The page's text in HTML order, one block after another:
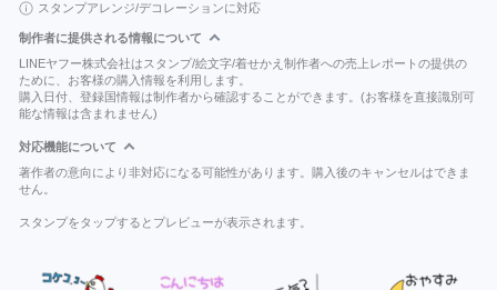
スタンプアレンジ/デコレーションに対応
制作者に提供される情報について
LINEヤフー株式会社はスタンプ/絵文字/着せかえ制作者への売上レポートの提供の
ために、お客様の購入情報を利用します。
購入日付、登録国情報は制作者から確認することができます。(お客様を直接識別可
能な情報は含まれません)
対応機能について
著作者の意向により非対応になる可能性があります。購入後のキャンセルはできま
せん。
スタンプをタップするとプレビューが表示されます。